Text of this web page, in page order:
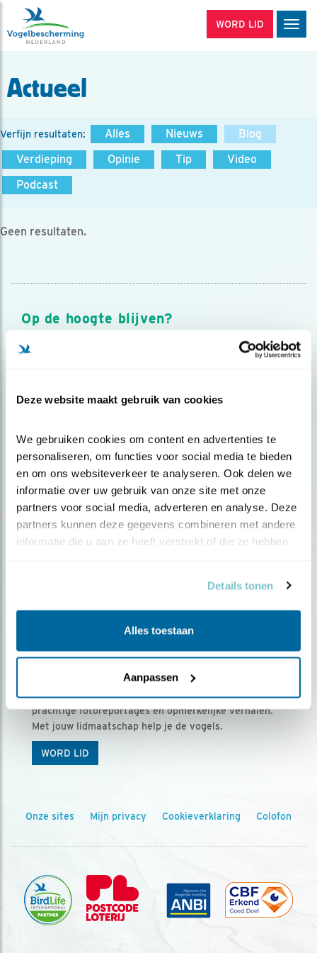
Deze website maakt gebruik van cookies
We gebruiken cookies om content en advertenties te
personaliseren, om functies voor social media te bieden
en om ons websiteverkeer te analyseren. Ook delen we
informatie over uw gebruik van onze site met onze
partners voor social media, adverteren en analyse. Deze
partners kunnen deze gegevens combineren met andere
informatie die u aan ze heeft verstrekt of die ze hebben
Details tonen
Alles toestaan
Aanpassen
WORD LID
Actueel
Verfijn resultaten: Alles Nieuws
Blog
Verdieping
Opinie Tip
Video
Podcast
Geen resultaten.
Op de hoogte blijven?
Meld je aan en ontvang nieuws, inspiratie, acties en tips
over vogels en activiteiten van Vogelbescherming.
Ontvang 5 x Vogels voor € 36,00 per jaar
Vogels is het tijdschrift voor onze leden, met
prachtige fotoreportages en opmerkelijke verhalen.
Met jouw lidmaatschap help je de vogels.
WORD LID
Onze sites Mijn privacy Cookieverklaring Colofon